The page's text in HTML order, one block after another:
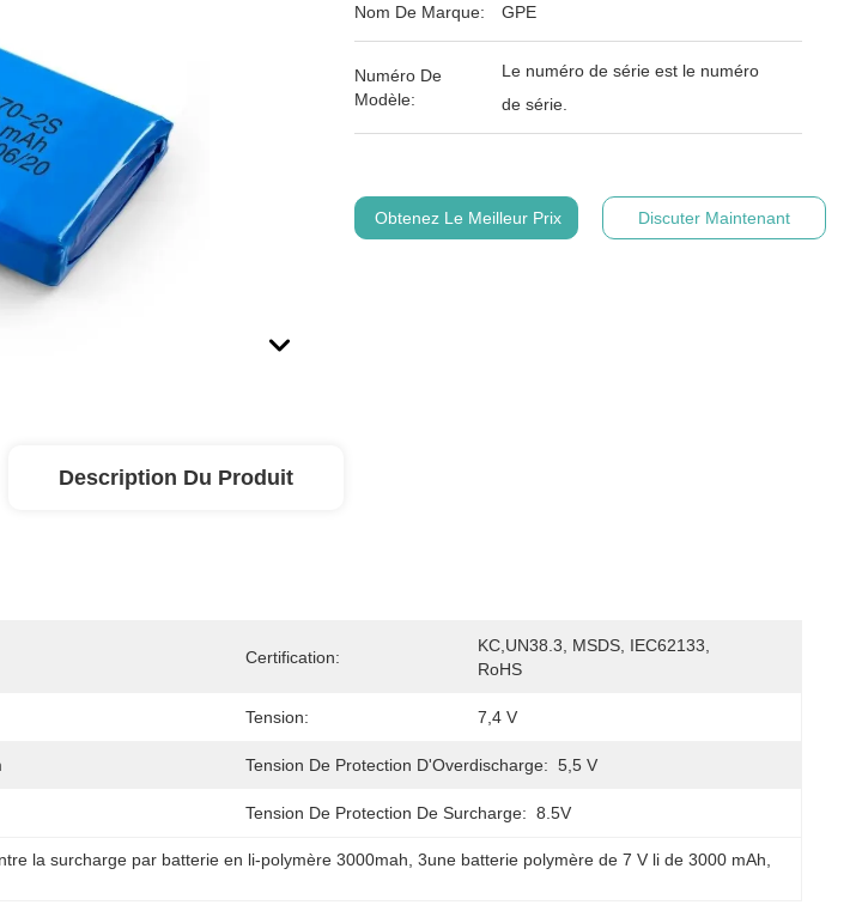
Nom De Marque: GPE
Numéro De
Modèle:
Le numéro de série est le numéro
de série.
Obtenez Le Meilleur Prix Discuter Maintenant
Description Du Produit
Certification:
KC,UN38.3, MSDS, IEC62133,
RoHS
Tension: 7,4 V
Tension De Protection D'Overdischarge: 5,5 V
Tension De Protection De Surcharge: 8.5V
la surcharge par batterie en li-polymère 3000mah 3une batterie polymère de 7 V li de 3000 mAh